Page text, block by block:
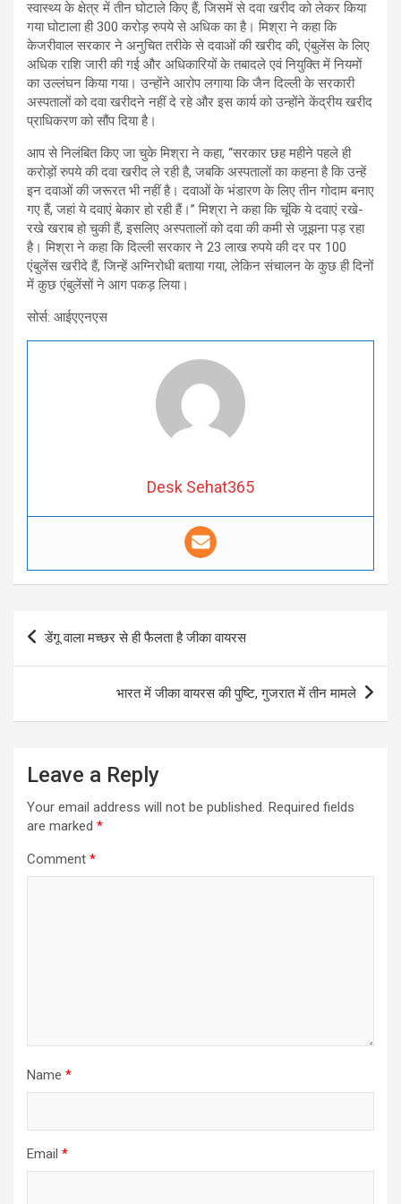
स्वास्थ्य के क्षेत्र में तीन घोटाले किए हैं, जिसमें से दवा खरीद को लेकर किया
गया घोटाला ही 300 करोड़ रुपये से अधिक का है। मिश्रा ने कहा कि
केजरीवाल सरकार ने अनुचित तरीके से दवाओं की खरीद की, एंबुलेंस के लिए
अधिक राशि जारी की गई और अधिकारियों के तबादले एवं नियुक्ति में नियमों
का उल्लंघन किया गया। उन्होंने आरोप लगाया कि जैन दिल्ली के सरकारी
अस्पतालों को दवा खरीदने नहीं दे रहे और इस कार्य को उन्होंने केंद्रीय खरीद
प्राधिकरण को सौंप दिया है।
आप से निलंबित किए जा चुके मिश्रा ने कहा, ‘‘सरकार छह महीने पहले ही
करोड़ों रुपये की दवा खरीद ले रही है, जबकि अस्पतालों का कहना है कि उन्हें
इन दवाओं की जरूरत भी नहीं है। दवाओं के भंडारण के लिए तीन गोदाम बनाए
गए हैं, जहां ये दवाएं बेकार हो रही हैं।’’ मिश्रा ने कहा कि चूंकि ये दवाएं रखे-
रखे खराब हो चुकी हैं, इसलिए अस्पतालों को दवा की कमी से जूझना पड़ रहा
है। मिश्रा ने कहा कि दिल्ली सरकार ने 23 लाख रुपये की दर पर 100
एंबुलेंस खरीदे हैं, जिन्हें अग्निरोधी बताया गया, लेकिन संचालन के कुछ ही दिनों
में कुछ एंबुलेंसों ने आग पकड़ लिया।
सोर्स: आईएएनएस
Desk Sehat365
Post
navigation
डेंगू वाला मच्छर से ही फैलता है जीका वायरस
भारत में जीका वायरस की पुष्टि, गुजरात में तीन मामले
Leave a Reply
Your email address will not be published. Required fields
are marked *
Comment *
Name *
Email *